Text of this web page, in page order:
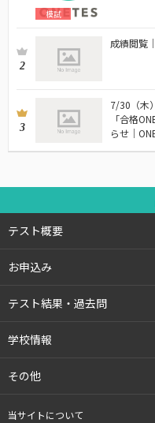
模試
2
成績閲覧
3
7/30（木
「合格
らせ｜
テスト概要
お申込み
テスト結果・過去問
学校情報
その他
当サイトについて